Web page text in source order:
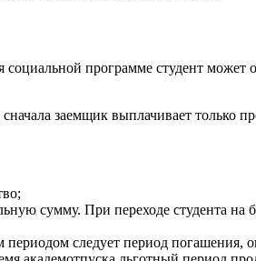
программе студент может
заемщик выплачивает только
сумму. При переходе студента на
следует период погашения,